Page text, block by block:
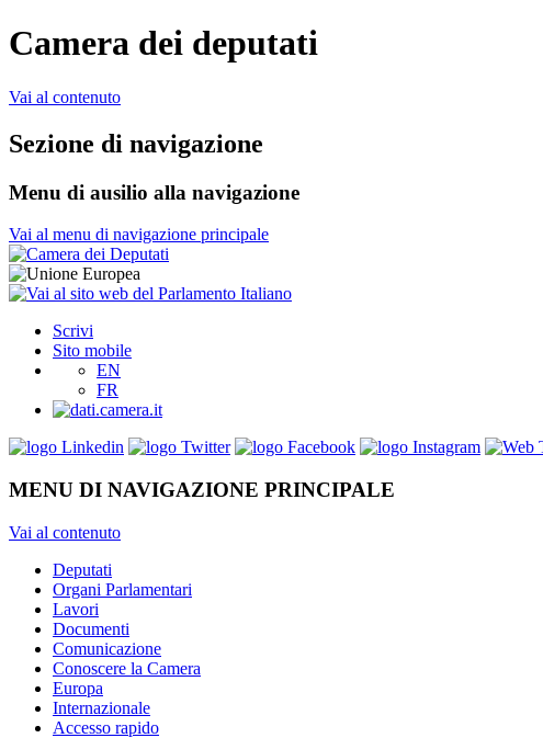
Camera dei deputati
Vai al contenuto
Sezione di navigazione
Menu di ausilio alla navigazione
Vai al menu di navigazione principale
Scrivi
Sito mobile
EN
FR
MENU DI NAVIGAZIONE PRINCIPALE
Vai al contenuto
Deputati
Organi Parlamentari
Lavori
Documenti
Comunicazione
Conoscere la Camera
Europa
Internazionale
Accesso rapido